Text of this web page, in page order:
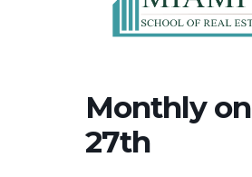
Monthly on
27th